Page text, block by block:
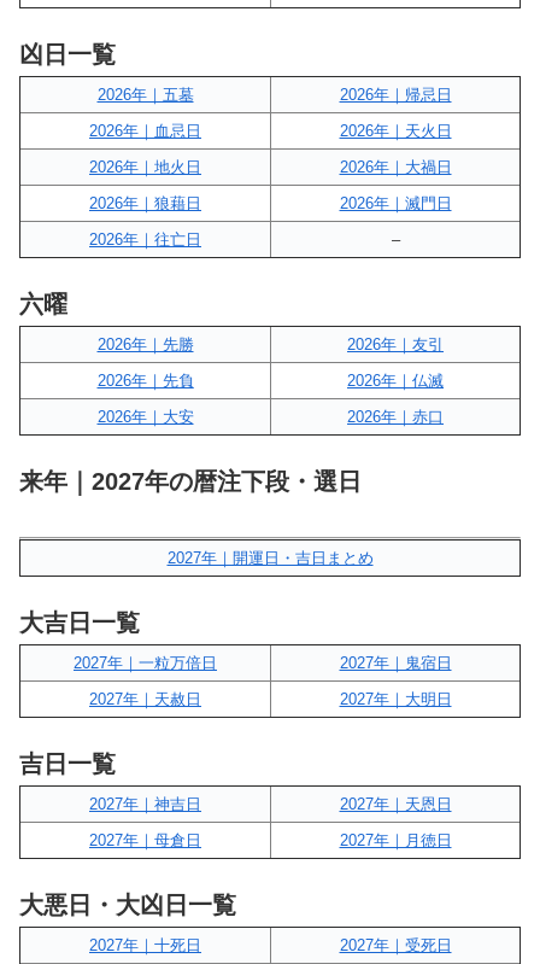
凶日一覧
2026年｜五墓
2026年｜帰忌日
2026年｜血忌日
2026年｜天火日
2026年｜地火日
2026年｜大禍日
2026年｜狼藉日
2026年｜滅門日
2026年｜往亡日
–
六曜
2026年｜先勝
2026年｜友引
2026年｜先負
2026年｜仏滅
2026年｜大安
2026年｜赤口
来年｜2027年の暦注下段・選日
2027年｜開運日・吉日まとめ
大吉日一覧
2027年｜一粒万倍日
2027年｜鬼宿日
2027年｜天赦日
2027年｜大明日
吉日一覧
2027年｜神吉日
2027年｜天恩日
2027年｜母倉日
2027年｜月徳日
大悪日・大凶日一覧
2027年｜十死日
2027年｜受死日